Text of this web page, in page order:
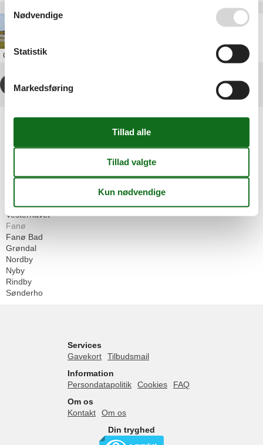
OmSønderho
2 3
Artikeltyper
Sommerhus
Geografier
Danmark
Vesterhavet
Fanø
Fanø Bad
Grøndal
Nordby
Nyby
Rindby
Sønderho
Services
Gavekort
Tilbudsmail
Information
Persondatapolitik
Cookies
FAQ
Om os
Kontakt
Om os
Din tryghed
Nødvendige
Statistik
Markedsføring